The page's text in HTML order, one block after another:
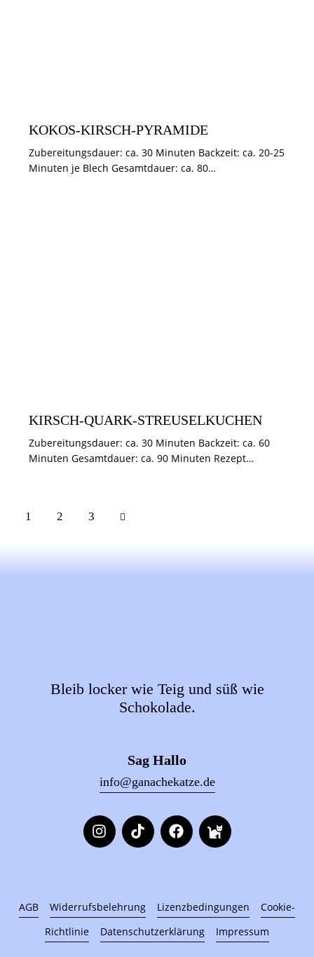
KOKOS-KIRSCH-PYRAMIDE
Zubereitungsdauer: ca. 30 Minuten Backzeit: ca. 20-25
Minuten je Blech Gesamtdauer: ca. 80…
KIRSCH-QUARK-STREUSELKUCHEN
Zubereitungsdauer: ca. 30 Minuten Backzeit: ca. 60
Minuten Gesamtdauer: ca. 90 Minuten Rezept…
1 2 3
Bleib locker wie Teig und süß wie
Schokolade.
Sag Hallo
info@ganachekatze.de
AGB Widerrufsbelehrung Lizenzbedingungen
Cookie-
Richtlinie
Datenschutzerklärung Impressum